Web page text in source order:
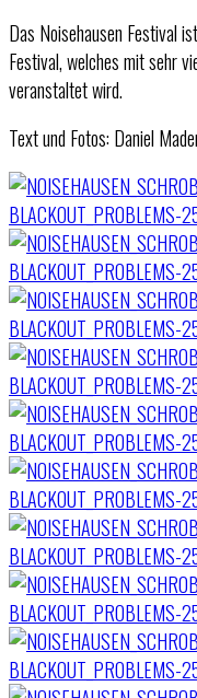
Das Noisehausen Festival
Festival, welches mit sehr
veranstaltet wird.
Text und Fotos: Daniel